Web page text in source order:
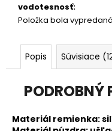
vodotesnosť:
Položka bola
Popis Súvisiace
PODROBNÝ
Materiál remienka: